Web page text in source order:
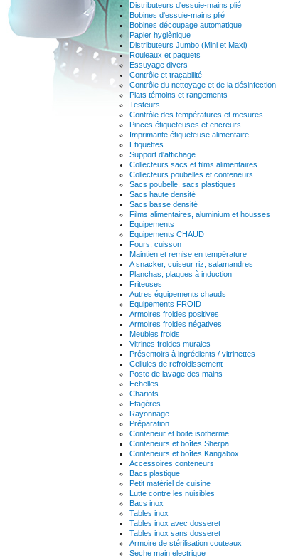
Distributeurs d'essuie-mains plié
Bobines d'essuie-mains plié
Bobines découpage automatique
Papier hygiènique
Distributeurs Jumbo (Mini et Maxi)
Rouleaux et paquets
Essuyage divers
Contrôle et traçabilité
Contrôle du nettoyage et de la désinfection
Plats témoins et rangements
Testeurs
Contrôle des températures et mesures
Pinces étiqueteuses et encreurs
Imprimante étiqueteuse alimentaire
Etiquettes
Support d'affichage
Collecteurs sacs et films alimentaires
Collecteurs poubelles et conteneurs
Sacs poubelle, sacs plastiques
Sacs haute densité
Sacs basse densité
Films alimentaires, aluminium et housses
Equipements
Equipements CHAUD
Fours, cuisson
Maintien et remise en température
A snacker, cuiseur riz, salamandres
Planchas, plaques à induction
Friteuses
Autres équipements chauds
Equipements FROID
Armoires froides positives
Armoires froides négatives
Meubles froids
Vitrines froides murales
Présentoirs à ingrédients / vitrinettes
Cellules de refroidissement
Poste de lavage des mains
Echelles
Chariots
Etagères
Rayonnage
Préparation
Conteneur et boite isotherme
Conteneurs et boîtes Sherpa
Conteneurs et boîtes Kangabox
Accessoires conteneurs
Bacs plastique
Petit matériel de cuisine
Lutte contre les nuisibles
Bacs inox
Tables inox
Tables inox avec dosseret
Tables inox sans dosseret
Armoire de stérilisation couteaux
Seche main electrique